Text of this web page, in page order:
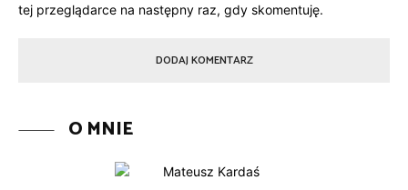
tej przeglądarce na następny raz, gdy skomentuję.
O MNIE